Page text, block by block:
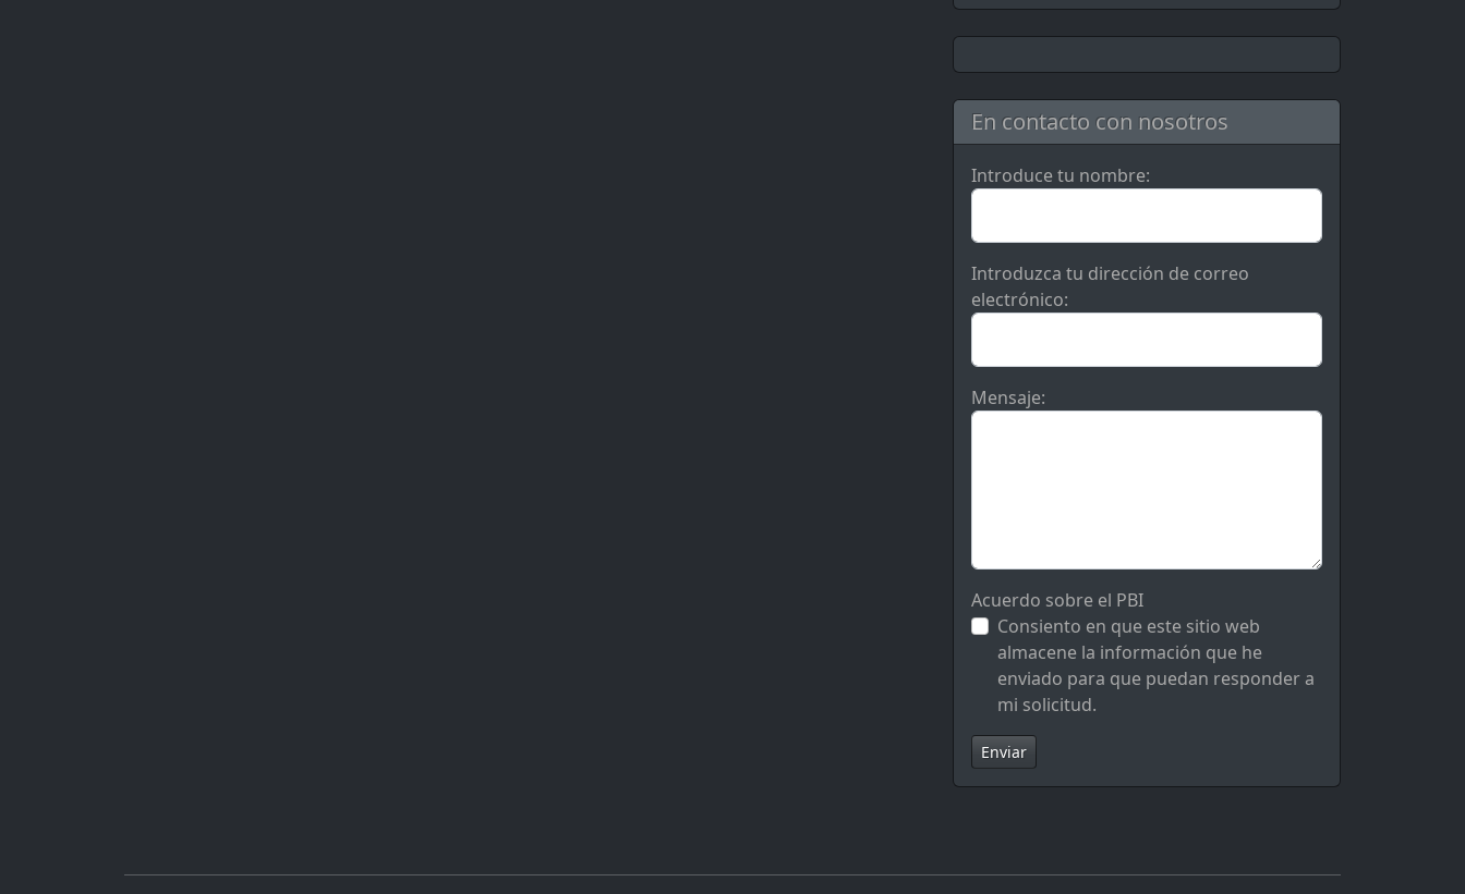
En contacto con nosotros
Introduce tu nombre:
Introduzca tu dirección de correo
electrónico:
Mensaje:
Acuerdo sobre el PBI
Consiento en que este sitio web
almacene la información que he
enviado para que puedan responder a
mi solicitud.